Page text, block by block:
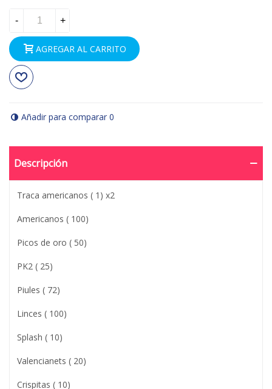
- +
AGREGAR AL CARRITO
Añadir para comparar 0
Descripción
Traca americanos ( 1) x2
Americanos ( 100)
Picos de oro ( 50)
PK2 ( 25)
Piules ( 72)
Linces ( 100)
Splash ( 10)
Valencianets ( 20)
Crispitas ( 10)